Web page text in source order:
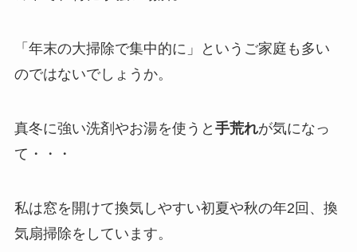
「年末の大掃除で集中的に」というご家庭も多い
のではないでしょうか。
真冬に強い洗剤やお湯を使うと 手荒れが気になっ
て・・・
私は窓を開けて換気しやすい初夏や秋の年2回、換
気扇掃除をしています。